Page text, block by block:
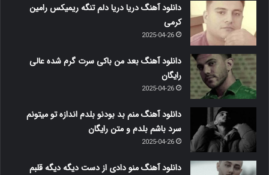
دانلود آهنگ دریا دریا دلم تنگه ریمیکس رامین
کرمی
2025-04-26
دانلود آهنگ بعد من باکی سرت گرم شده عالی
رایگان
2025-04-26
دانلود آهنگ منم بد بودنو بلدم اندازه تو میتونم
سرد باشم بلدم و متن رایگان
2025-04-26
دانلود آهنگ منو دادی از دست دیگه دیگه قلبم